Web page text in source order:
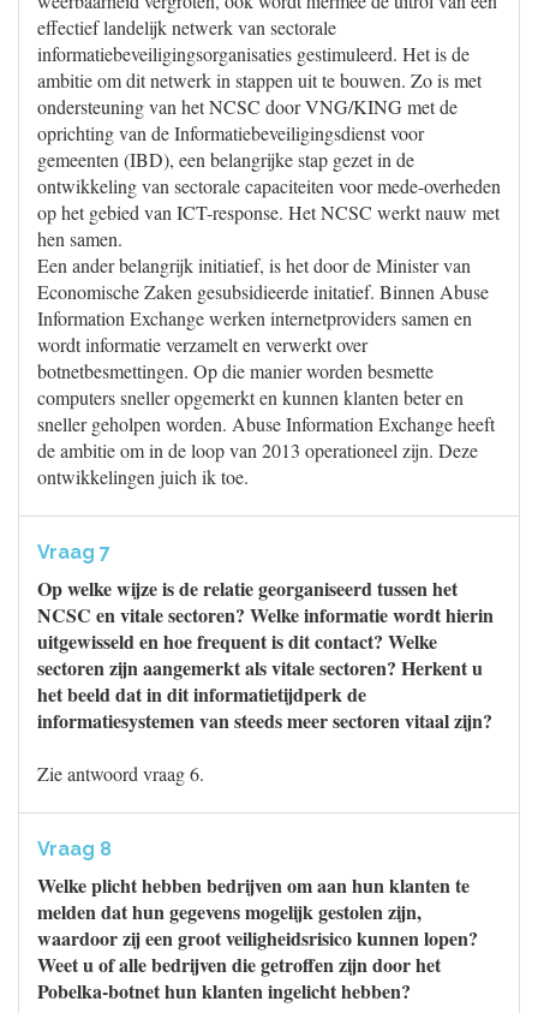
effectief landelijk netwerk van sectorale
informatiebeveiligingsorganisaties gestimuleerd. Het is de
ambitie om dit netwerk in stappen uit te bouwen. Zo is met
ondersteuning van het NCSC door VNG/KING met de
oprichting van de Informatiebeveiligingsdienst voor
gemeenten (IBD), een belangrijke stap gezet in de
ontwikkeling van sectorale capaciteiten voor mede-overheden
op het gebied van ICT-response. Het NCSC werkt nauw met
hen samen.
Een ander belangrijk initiatief, is het door de Minister van
Economische Zaken gesubsidieerde initatief. Binnen Abuse
Information Exchange werken internetproviders samen en
wordt informatie verzamelt en verwerkt over
botnetbesmettingen. Op die manier worden besmette
computers sneller opgemerkt en kunnen klanten beter en
sneller geholpen worden. Abuse Information Exchange heeft
de ambitie om in de loop van 2013 operationeel zijn. Deze
ontwikkelingen juich ik toe.
Vraag 7
Op welke wijze is de relatie georganiseerd tussen het
NCSC en vitale sectoren? Welke informatie wordt hierin
uitgewisseld en hoe frequent is dit contact? Welke
sectoren zijn aangemerkt als vitale sectoren? Herkent u
het beeld dat in dit informatietijdperk de
informatiesystemen van steeds meer sectoren vitaal zijn?
Zie antwoord vraag 6.
Vraag 8
Welke plicht hebben bedrijven om aan hun klanten te
melden dat hun gegevens mogelijk gestolen zijn,
waardoor zij een groot veiligheidsrisico kunnen lopen?
Weet u of alle bedrijven die getroffen zijn door het
Pobelka-botnet hun klanten ingelicht hebben?